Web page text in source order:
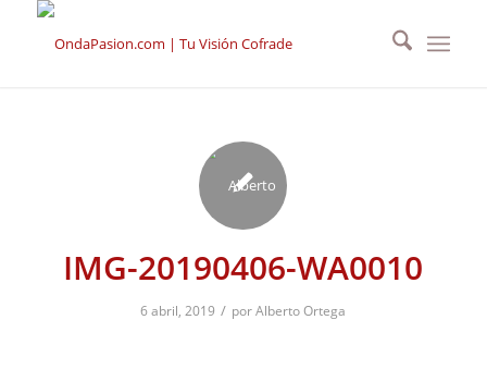
IMG-20190406-WA0010
6 abril, 2019 / porAlberto Ortega